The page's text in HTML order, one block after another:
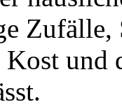
Zufälle,
Kost und